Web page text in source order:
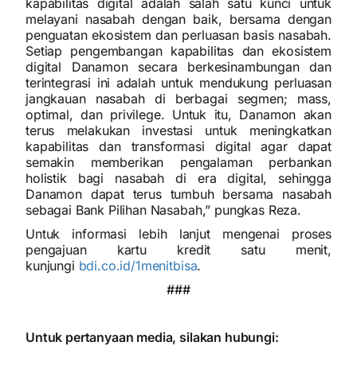
melayani nasabah dengan baik, bersama dengan
penguatan ekosistem dan perluasan basis nasabah.
Setiap pengembangan kapabilitas dan ekosistem
digital Danamon secara berkesinambungan dan
terintegrasi ini adalah untuk mendukung perluasan
jangkauan nasabah di berbagai segmen; mass,
optimal, dan privilege. Untuk itu, Danamon akan
terus melakukan investasi untuk meningkatkan
kapabilitas dan transformasi digital agar dapat
semakin memberikan pengalaman perbankan
holistik bagi nasabah di era digital, sehingga
Danamon dapat terus tumbuh bersama nasabah
sebagai Bank Pilihan Nasabah,” pungkas Reza.
Untuk informasi lebih lanjut mengenai proses
pengajuan kartu kredit satu menit,
kunjungi bdi.co.id/1menitbisa.
###
Untuk pertanyaan media, silakan hubungi: